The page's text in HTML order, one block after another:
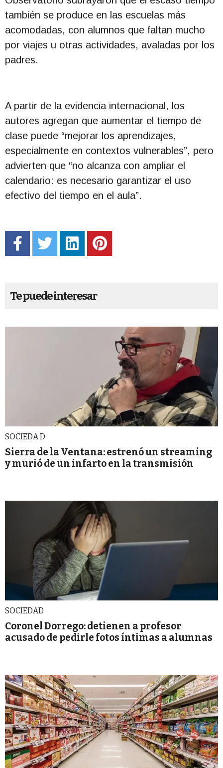
también se produce en las escuelas más
acomodadas, con alumnos que faltan mucho
por viajes u otras actividades, avaladas por los
padres.
A partir de la evidencia internacional, los
autores agregan que aumentar el tiempo de
clase puede “mejorar los aprendizajes,
especialmente en contextos vulnerables”, pero
advierten que “no alcanza con ampliar el
calendario: es necesario garantizar el uso
efectivo del tiempo en el aula”.
Te puede interesar
SOCIEDA D
Sierra de la Ventana: estrenó un streaming
y murió de un infarto en la transmisión
SOCIEDAD
Coronel Dorrego: detienen a profesor
acusado de pedirle fotos íntimas a alumnas